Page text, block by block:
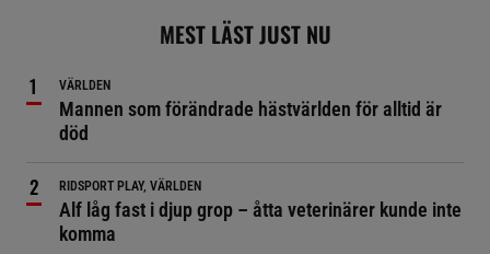
MEST LÄST JUST NU
VÄRLDEN
Mannen som förändrade hästvärlden för alltid är
död
RIDSPORT PLAY, VÄRLDEN
Alf låg fast i djup grop – åtta veterinärer kunde inte
komma